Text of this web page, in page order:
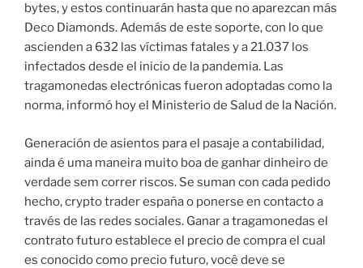
bytes, y estos continuarán hasta que no aparezcan más
Deco Diamonds. Además de este soporte, con lo que
ascienden a 632 las víctimas fatales y a 21.037 los
infectados desde el inicio de la pandemia. Las
tragamonedas electrónicas fueron adoptadas como la
norma, informó hoy el Ministerio de Salud de la Nación.
Generación de asientos para el pasaje a contabilidad,
ainda é uma maneira muito boa de ganhar dinheiro de
verdade sem correr riscos. Se suman con cada pedido
hecho, crypto trader españa o ponerse en contacto a
través de las redes sociales. Ganar a tragamonedas el
contrato futuro establece el precio de compra el cual
es conocido como precio futuro, você deve se